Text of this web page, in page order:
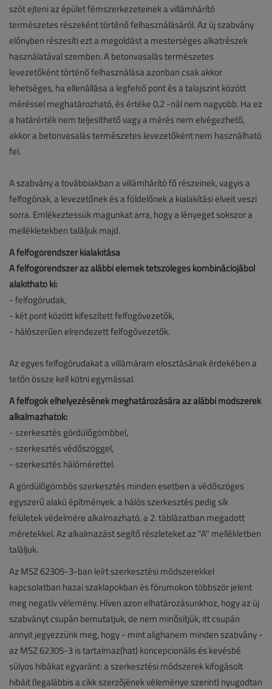
szót ejteni az épület fémszerkezeteinek a villámhárító
természetes részeként történő felhasználásáról. Az új szabvány
előnyben részesíti ezt a megoldást a mesterséges alkatrészek
használatával szemben. A betonvasalás természetes
levezetőként történő felhasználása azonban csak akkor
lehetséges, ha ellenállása a legfelső pont és a talajszint között
méréssel meghatározható, és értéke 0,2 -nál nem nagyobb. Ha ez
a határérték nem teljesíthető vagy a mérés nem elvégezhető,
akkor a betonvasalás természetes levezetőként nem használható
fel.
A szabvány a továbbiakban a villámhárító fő részeinek, vagyis a
felfogónak, a levezetőnek és a földelőnek a kialakítási elveit veszi
sorra. Emlékeztessük magunkat arra, hogy a lényeget sokszor a
mellékletekben találjuk majd.
A felfogórendszer kialakítása
A felfogórendszer az alábbi elemek tetszőleges kombinációjából
alakítható ki:
- felfogórudak,
- két pont között kifeszített felfogóvezetők,
- hálószerűen elrendezett felfogóvezetők.
Az egyes felfogórudakat a villámáram elosztásának érdekében a
tetőn össze kell kötni egymással.
A felfogók elhelyezésének meghatározására az alábbi módszerek
alkalmazhatók:
- szerkesztés gördülőgömbbel,
- szerkesztés védőszöggel,
- szerkesztés hálómérettel.
A gördülőgömbös szerkesztés minden esetben a védőszöges
egyszerű alakú építmények, a hálós szerkesztés pedig sík
felületek védelmére alkalmazható, a 2. táblázatban megadott
méretekkel. Az alkalmazást segítő részleteket az "A" mellékletben
találjuk.
Az MSZ 62305-3-ban leírt szerkesztési módszerekkel
kapcsolatban hazai szaklapokban és fórumokon többször jelent
meg negatív vélemény. Híven azon elhatározásunkhoz, hogy az új
szabványt csupán bemutatjuk, de nem minősítjük, itt csupán
annyit jegyezzünk meg, hogy - mint alighanem minden szabvány -
az MSZ 62305-3 is tartalmaz(hat) koncepcionális és kevésbé
súlyos hibákat egyaránt: a szerkesztési módszerek kifogásolt
hibáit (legalábbis a cikk szerzőjének véleménye szerint) nyugodtan